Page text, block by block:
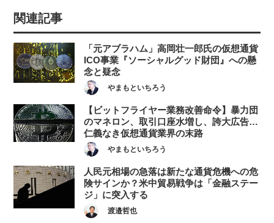
関連記事
「元アブラハム」高岡壮一郎氏の仮想通貨
ICO事業『ソーシャルグッド財団』への懸
念と疑念
やまもといちろう
【ビットフライヤー業務改善命令】暴力団
のマネロン、取引口座水増し、誇大広告…
仁義なき仮想通貨業界の末路
やまもといちろう
人民元相場の急落は新たな通貨危機への危
険サインか？米中貿易戦争は「金融ステー
ジ」に突入する
渡邉哲也